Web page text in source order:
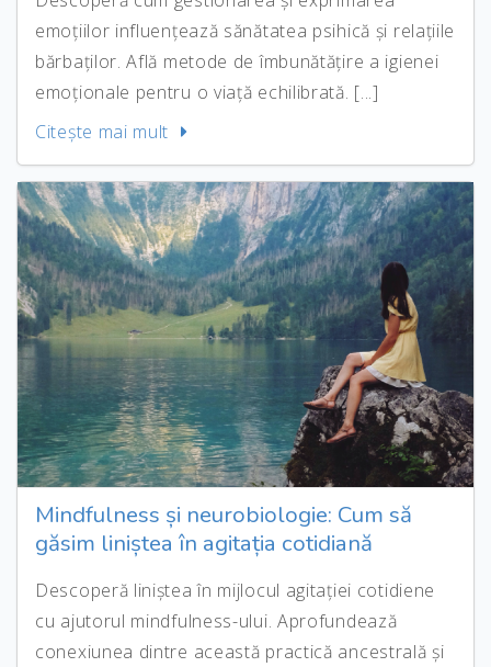
emoțiilor influențează sănătatea psihică și relațiile
bărbaților. Află metode de îmbunătățire a igienei
emoționale pentru o viață echilibrată. [...]
Citeşte mai mult
Mindfulness și neurobiologie: Cum să
găsim liniștea în agitația cotidiană
Descoperă liniștea în mijlocul agitației cotidiene
cu ajutorul mindfulness-ului. Aprofundează
conexiunea dintre această practică ancestrală și